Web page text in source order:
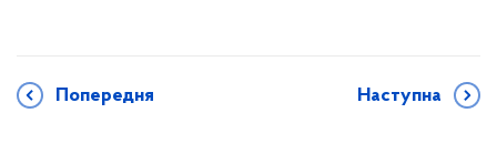
Попередня Наступна